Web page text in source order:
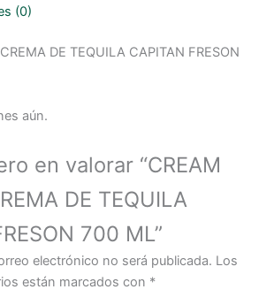
(0)
DE TEQUILA CAPITAN FRESON
aún.
en valorar “CREAM
DE TEQUILA
700 ML”
electrónico no será publicada. Los
están marcados con *